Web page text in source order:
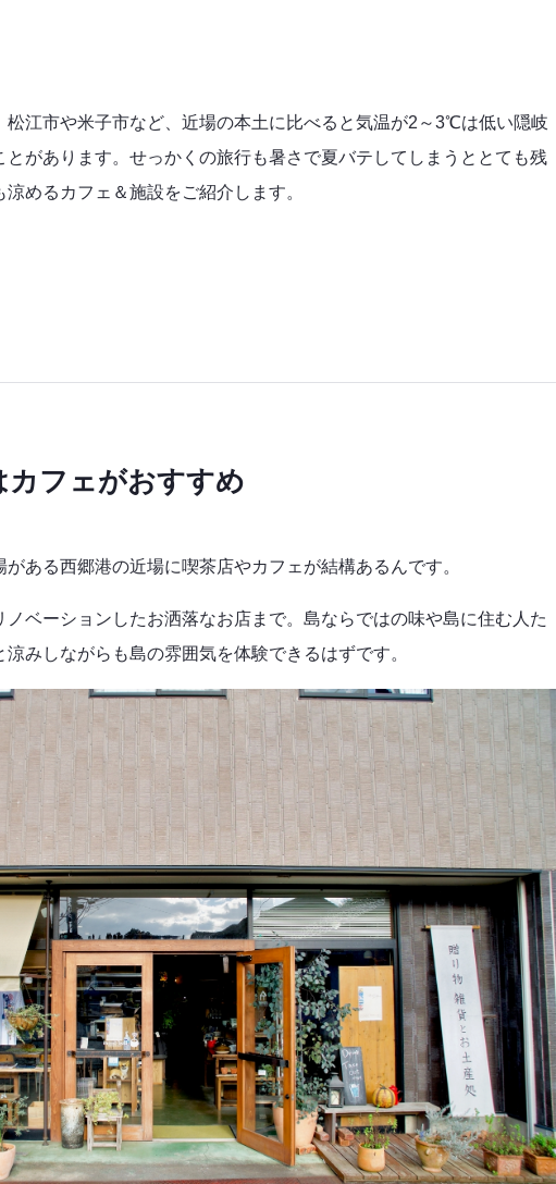
松江市や米子市など、近場の本土に比べると気温が2～3℃は低い隠岐
があります。せっかくの旅行も暑さで夏バテしてしまうととても残
めるカフェ＆施設をご紹介します。
カフェがおすすめ
ある西郷港の近場に喫茶店やカフェが結構あるんです。
ベーションしたお洒落なお店まで。島ならではの味や島に住む人た
みしながらも島の雰囲気を体験できるはずです。